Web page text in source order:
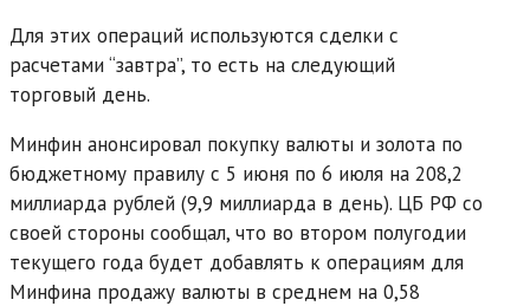
Для этих операций используются сделки с
расчетами “завтра”, то есть на следующий
торговый день.
Минфин анонсировал покупку валюты и золота по
бюджетному правилу с 5 июня по 6 июля на 208,2
миллиарда рублей (9,9 миллиарда в день). ЦБ РФ со
своей стороны сообщал, что во втором полугодии
текущего года будет добавлять к операциям для
Минфина продажу валюты в среднем на 0,58